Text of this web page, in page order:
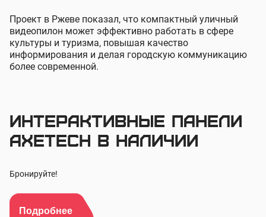
Проект в Ржеве показал, что компактный уличный
видеопилон может эффективно работать в сфере
культуры и туризма, повышая качество
информирования и делая городскую коммуникацию
более современной.
Интерактивные панели
AxeTech в наличии
Бронируйте!
Подробнее